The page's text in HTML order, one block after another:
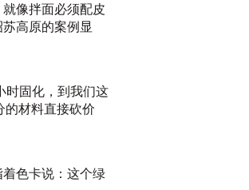
像拌面必须配皮
高原的案例显
时固化，到我们这
的材料直接砍价
色卡说：这个绿